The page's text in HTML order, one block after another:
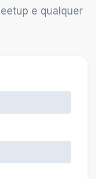
e qualquer